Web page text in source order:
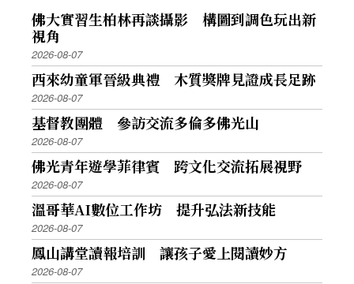
佛大實習生柏林再談攝影 構圖到調色玩出新
視角
2026-08-07
西來幼童軍晉級典禮 木質獎牌見證成長足跡
2026-08-07
基督教團體 參訪交流多倫多佛光山
2026-08-07
佛光青年遊學菲律賓 跨文化交流拓展視野
2026-08-07
溫哥華AI數位工作坊 提升弘法新技能
2026-08-07
鳳山講堂讀報培訓 讓孩子愛上閱讀妙方
2026-08-07